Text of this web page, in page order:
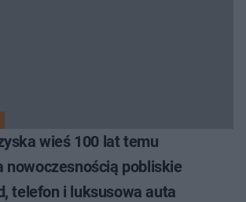
wieś 100 lat temu
nowoczesnością pobliskie
telefon i luksusowa auta